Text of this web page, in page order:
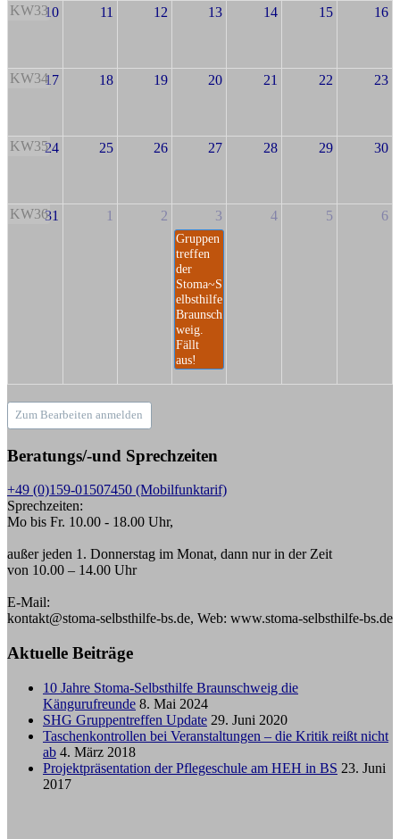
KW3310 11 12 13 14 15 16
KW3417 18 19 20 21 22 23
KW3524 25 26 27 28 29 30
KW3631 1 2 3
Gruppen
treffen
der
Stoma~S
elbsthilfe
Braunsch
weig.
Fällt
aus!
4 5 6
Zum Bearbeiten anmelden
Beratungs/-und Sprechzeiten
+49 (0)159-01507450 (Mobilfunktarif)
Sprechzeiten:
Mo bis Fr. 10.00 - 18.00 Uhr,
außer jeden 1. Donnerstag im Monat, dann nur in der Zeit
von 10.00 – 14.00 Uhr
E-Mail:
kontakt@stoma-selbsthilfe-bs.de, Web: www.stoma-selbsthilfe-bs.de
Aktuelle Beiträge
10 Jahre Stoma-Selbsthilfe Braunschweig die
Kängurufreunde 8. Mai 2024
SHG Gruppentreffen Update 29. Juni 2020
Taschenkontrollen bei Veranstaltungen – die Kritik reißt nicht
ab 4. März 2018
Projektpräsentation der Pflegeschule am HEH in BS 23. Juni
2017